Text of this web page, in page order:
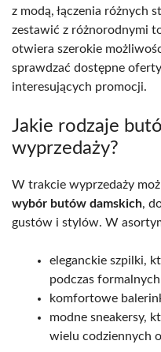
z modą, łączenia różnych
zestawić z różnorodnymi
otwiera szerokie
sprawdzać dostępne
interesujących promocji.
Jakie rodzaje
wyprzedaży?
W trakcie wyprzedaży
wybór butów damskich,
gustów i stylów. W
eleganckie szpilki,
podczas
komfortowe
modne sneakersy,
wielu codziennych